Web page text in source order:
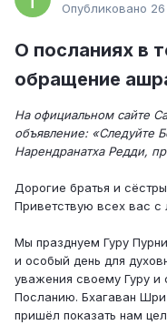
Опубликовано
О посланиях в
обращение
На официальном сайте
объявление: «Следуйте
Нарендранатха Редди,
Дорогие братья и
Приветствую всех вас
Мы празднуем Гуру
и особый день для
уважения своему Гуру и
Посланию. Бхагаван
пришёл показать нам